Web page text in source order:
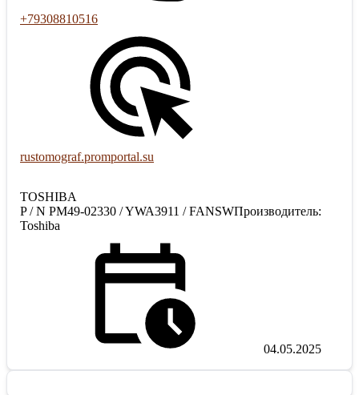
+79308810516
rustomograf.promportal.su
TOSHIBA
P / N PM49-02330 / YWA3911 / FANSWПроизводитель:
Toshiba
04.05.2025